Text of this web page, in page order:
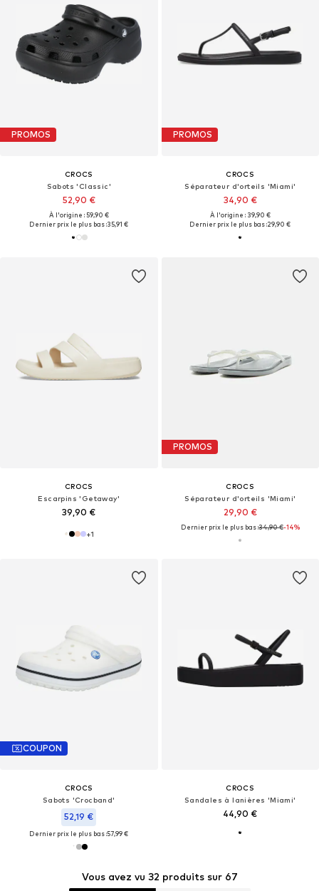
PROMOS
CROCS
Sabots 'Classic'
52,90 €
À l'origine : 59,90 €
Dernier prix le plus bas :35,91 €
PROMOS
CROCS
Séparateur d'orteils 'Miami'
34,90 €
À l'origine : 39,90 €
Dernier prix le plus bas :29,90 €
Vous avez vu 32 produits sur 67
CROCS
Escarpins 'Getaway'
39,90 €
+1
PROMOS
CROCS
Séparateur d'orteils 'Miami'
29,90 €
Dernier prix le plus bas :34,90 €-14%
COUPON
CROCS
Sabots 'Crocband'
52,19 €
Dernier prix le plus bas :57,99 €
CROCS
Sandales à lanières 'Miami'
44,90 €